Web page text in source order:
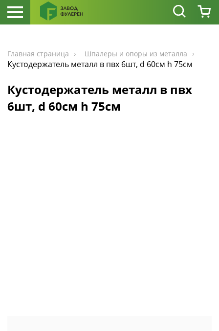
Главная страница Шпалеры и опоры из металла
Кустодержатель металл в пвх 6шт, d 60см h 75см
Кустодержатель металл в пвх
6шт, d 60см h 75см